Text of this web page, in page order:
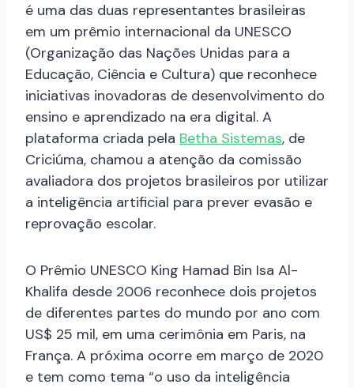
é uma das duas representantes brasileiras
em um prêmio internacional da UNESCO
(Organização das Nações Unidas para a
Educação, Ciência e Cultura) que reconhece
iniciativas inovadoras de desenvolvimento do
ensino e aprendizado na era digital. A
plataforma criada pela Betha Sistemas, de
Criciúma, chamou a atenção da comissão
avaliadora dos projetos brasileiros por utilizar
a inteligência artificial para prever evasão e
reprovação escolar.
O Prêmio UNESCO King Hamad Bin Isa Al-
Khalifa desde 2006 reconhece dois projetos
de diferentes partes do mundo por ano com
US$ 25 mil, em uma cerimônia em Paris, na
França. A próxima ocorre em março de 2020
e tem como tema “o uso da inteligência